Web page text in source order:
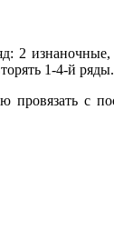
2
1-4-й ряды.
с